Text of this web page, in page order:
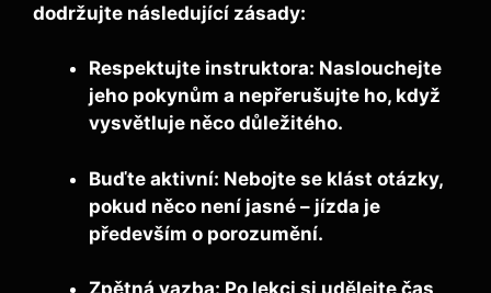
dodržujte následující zásady:
Respektujte instruktora: Naslouchejte
jeho pokynům a nepřerušujte ho, když
vysvětluje něco důležitého.
Buďte aktivní: Nebojte se klást otázky,
pokud něco není jasné – jízda je
především o porozumění.